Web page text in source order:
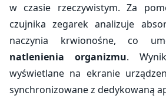
w czasie rzeczywistym. Za
czujnika zegarek analizuje
naczynia krwionośne, co
natlenienia organizmu.
wyświetlane na ekranie
synchronizowane z dedykowaną